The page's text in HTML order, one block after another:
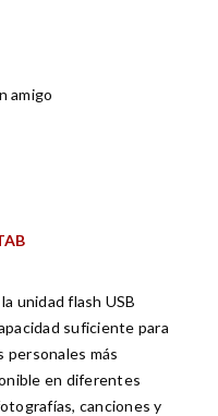
amigo
unidad flash USB
suficiente para
más
en diferentes
canciones y